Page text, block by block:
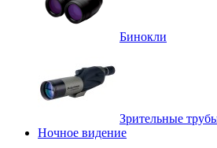
Бинокли
Зрительные
Ночное видение